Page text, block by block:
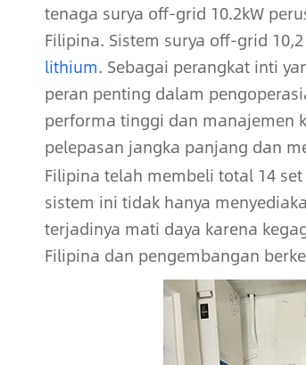
tenaga surya off-grid 10.2kW
Filipina. Sistem surya off-grid
lithium. Sebagai perangkat inti
peran penting dalam
performa tinggi dan manajemen
pelepasan jangka panjang dan
Filipina telah membeli total 14
sistem ini tidak hanya
terjadinya mati daya karena
Filipina dan pengembangan